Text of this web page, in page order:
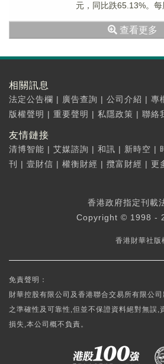
元，同比跌65.13%。每
查看更多
相關訊息
法定公告欄 | 廣告查詢 | 公司介紹 | 專
版權聲明 | 重要聲明 | 私隱政策 | 聯絡
友情鏈接
清博智能 | 艾媒諮詢 | 和訊 | 新時空 |
刊
| 壹財信 | 權衡財經 | 攬富財經 | 更
香港政府指定刊載
Copyright © 1998 -
香港財華社版
免責聲明：
財華控股有限公司及香港聯合交易所有限公
之準確性及可靠性,但並不保證資料絕對無誤,
損失,本公司概不負責。